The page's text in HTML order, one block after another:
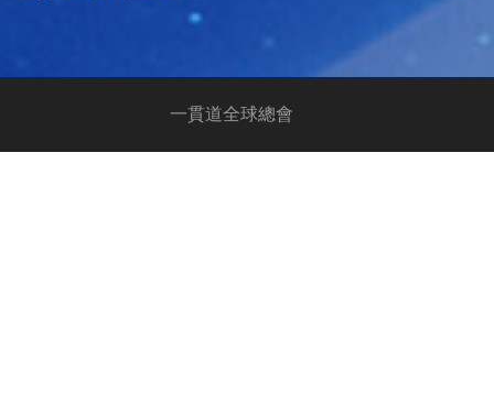
一貫道全球總會